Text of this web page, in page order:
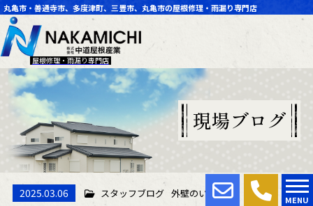
丸亀市・善通寺市、多度津町、三豊市、丸亀市の屋根修理・雨漏り専門店
MENU
屋根修理・雨漏り専門店
現場ブログ
2025.03.06 スタッフブログ 外壁のいろは